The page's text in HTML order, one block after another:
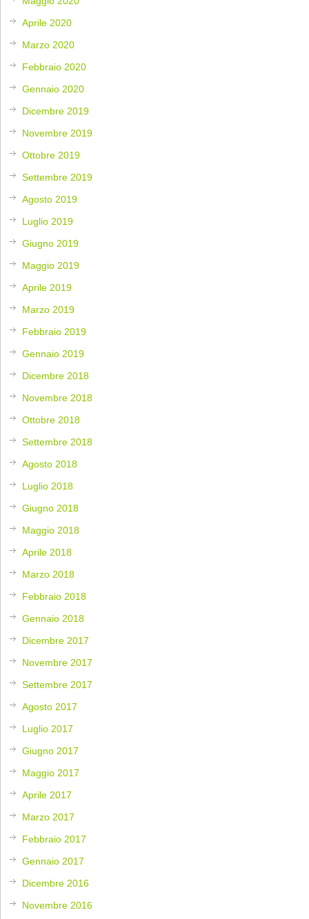
Aprile 2020
Marzo 2020
Febbraio 2020
Gennaio 2020
Dicembre 2019
Novembre 2019
Ottobre 2019
Settembre 2019
Agosto 2019
Luglio 2019
Giugno 2019
Maggio 2019
Aprile 2019
Marzo 2019
Febbraio 2019
Gennaio 2019
Dicembre 2018
Novembre 2018
Ottobre 2018
Settembre 2018
Agosto 2018
Luglio 2018
Giugno 2018
Maggio 2018
Aprile 2018
Marzo 2018
Febbraio 2018
Gennaio 2018
Dicembre 2017
Novembre 2017
Settembre 2017
Agosto 2017
Luglio 2017
Giugno 2017
Maggio 2017
Aprile 2017
Marzo 2017
Febbraio 2017
Gennaio 2017
Dicembre 2016
Novembre 2016